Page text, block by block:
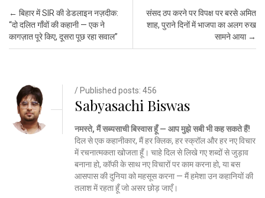
Post navigation
← बिहार में SIR की डेडलाइन नज़दीक:
“दो दलित गाँवों की कहानी — एक ने
कागज़ात पूरे किए, दूसरा पूछ रहा सवाल”
संसद ठप करने पर विपक्ष पर बरसे अमित
शाह, पुराने दिनों में भाजपा का अलग रुख
सामने आया →
/ Published posts: 456
Sabyasachi Biswas
नमस्ते, मैं सब्यसाची बिस्वास हूँ — आप मुझे सबी भी कह सकते हैं!
दिल से एक कहानीकार, मैं हर क्लिक, हर स्क्रॉल और हर नए विचार
में रचनात्मकता खोजता हूँ। चाहे दिल से लिखे गए शब्दों से जुड़ाव
बनाना हो, कॉफी के साथ नए विचारों पर काम करना हो, या बस
आसपास की दुनिया को महसूस करना — मैं हमेशा उन कहानियों की
तलाश में रहता हूँ जो असर छोड़ जाएँ।